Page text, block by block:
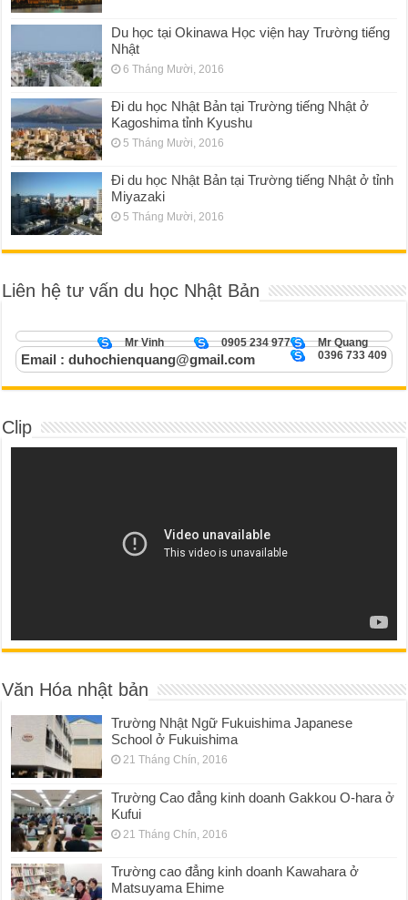
Du học tại Okinawa Học viện hay Trường tiếng
Nhật
6 Tháng Mười, 2016
Đi du học Nhật Bản tại Trường tiếng Nhật ở
Kagoshima tỉnh Kyushu
5 Tháng Mười, 2016
Đi du học Nhật Bản tại Trường tiếng Nhật ở tỉnh
Miyazaki
5 Tháng Mười, 2016
Liên hệ tư vấn du học Nhật Bản
Mr Quang
0905 234 977
Mr Vinh
0396 733 409
Email : duhochienquang@gmail.com
Clip
Văn Hóa nhật bản
Trường Nhật Ngữ Fukuishima Japanese
School ở Fukuishima
21 Tháng Chín, 2016
Trường Cao đẳng kinh doanh Gakkou O-hara ở
Kufui
21 Tháng Chín, 2016
Trường cao đẳng kinh doanh Kawahara ở
Matsuyama Ehime